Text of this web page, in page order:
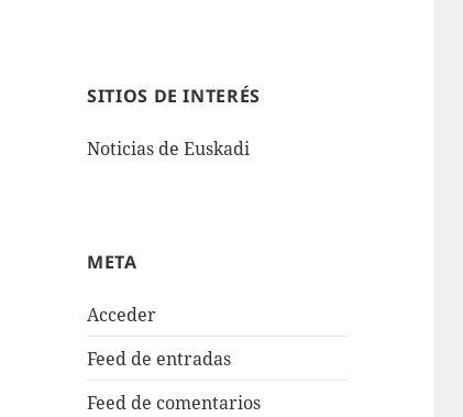
SITIOS DE INTERÉS
Noticias de Euskadi
META
Acceder
Feed de entradas
Feed de comentarios